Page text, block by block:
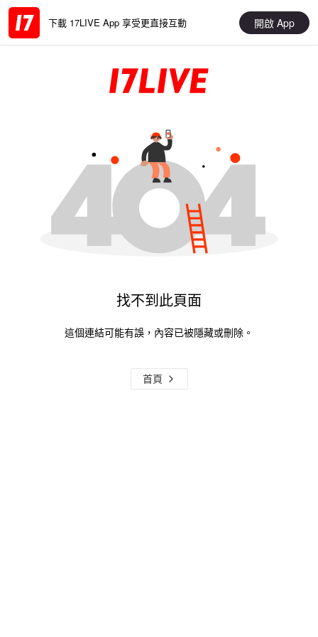
下載 17LIVE App 享受更直接互動 開啟 App
找不到此頁面
這個連結可能有誤，內容已被隱藏或刪除。
首頁